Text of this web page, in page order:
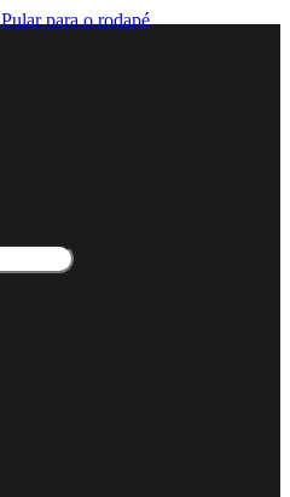
Pular para o rodapé